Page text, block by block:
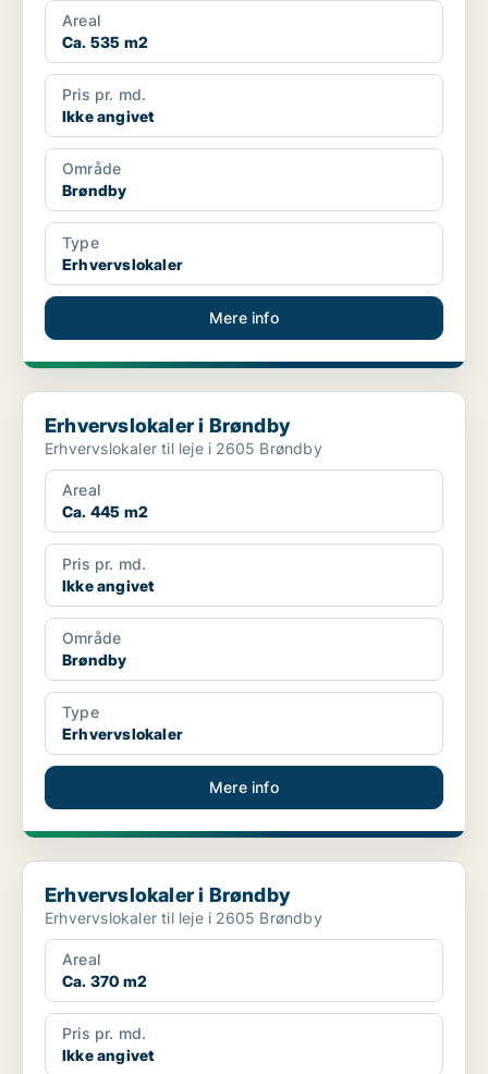
Areal
Ca. 535 m2
Pris pr. md.
Ikke angivet
Område
Brøndby
Type
Erhvervslokaler
Mere info
Erhvervslokaler i Brøndby
Erhvervslokaler i Brøndby
Erhvervslokaler til leje i 2605 Brøndby
Areal
Ca. 445 m2
Pris pr. md.
Ikke angivet
Område
Brøndby
Type
Erhvervslokaler
Mere info
Erhvervslokaler i Brøndby
Erhvervslokaler i Brøndby
Erhvervslokaler til leje i 2605 Brøndby
Areal
Ca. 370 m2
Pris pr. md.
Ikke angivet